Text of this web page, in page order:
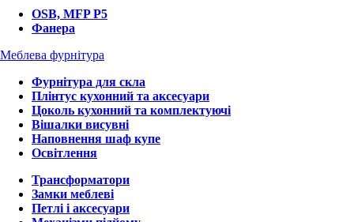
OSB, MFP P5
Фанера
Меблева фурнітура
Фурнітура для скла
Плінтус кухонний та аксесуари
Цоколь кухонний та комплектуючі
Вішалки висувні
Наповнення шаф купе
Освітлення
Трансформатори
Замки меблеві
Петлі і аксесуари